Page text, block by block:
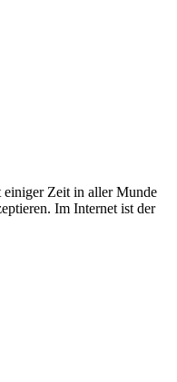
einiger Zeit in aller Munde
Im Internet ist der